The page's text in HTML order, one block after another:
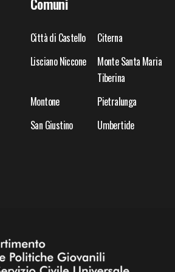
Città di Castello
Citerna
Lisciano Niccone
Monte Santa Maria
Tiberina
Montone
Pietralunga
San Giustino
Umbertide